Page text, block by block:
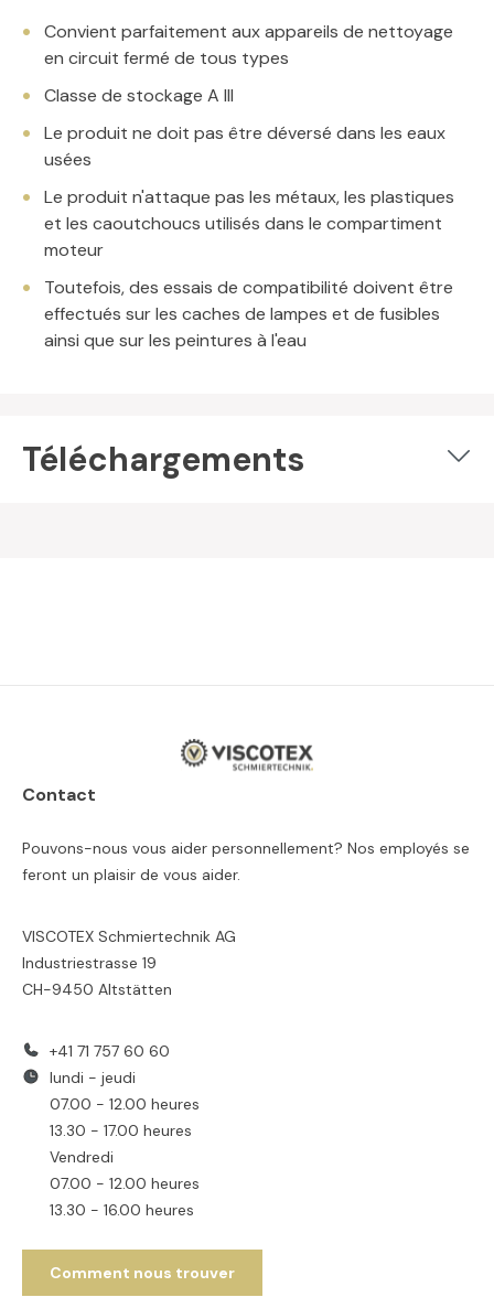
Convient parfaitement aux appareils de nettoyage
en circuit fermé de tous types
Classe de stockage A III
Le produit ne doit pas être déversé dans les eaux
usées
Le produit n'attaque pas les métaux, les plastiques
et les caoutchoucs utilisés dans le compartiment
moteur
Toutefois, des essais de compatibilité doivent être
effectués sur les caches de lampes et de fusibles
ainsi que sur les peintures à l'eau
Téléchargements
Contact
Pouvons-nous vous aider personnellement? Nos employés se
feront un plaisir de vous aider.
VISCOTEX Schmiertechnik AG
Industriestrasse 19
CH-9450 Altstätten
+41 71 757 60 60
lundi - jeudi
07.00 - 12.00 heures
13.30 - 17.00 heures
Vendredi
07.00 - 12.00 heures
13.30 - 16.00 heures
Comment nous trouver